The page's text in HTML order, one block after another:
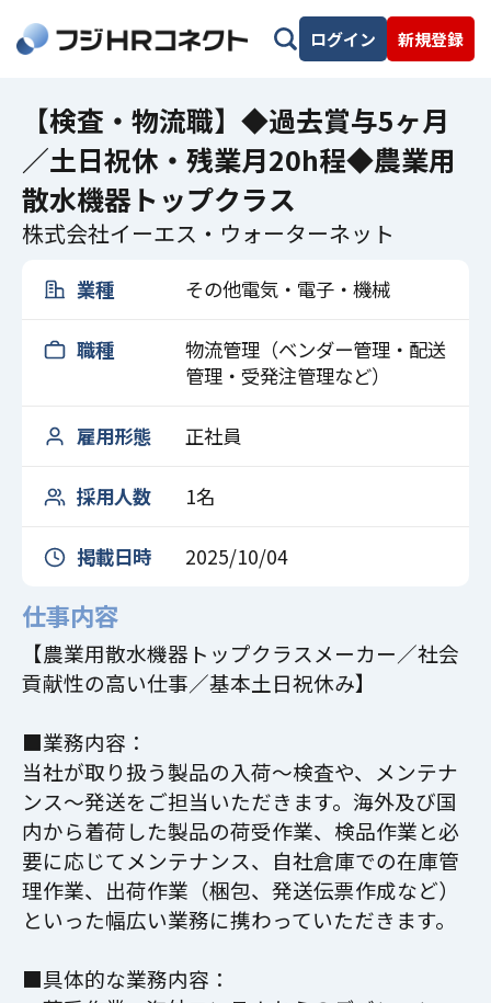
ログイン 新規登録
【検査・物流職】◆過去賞与5ヶ月
／土日祝休・残業月20h程◆農業用
散水機器トップクラス
株式会社イーエス・ウォーターネット
業種 その他電気・電子・機械
職種
物流管理（ベンダー管理・配送
管理・受発注管理など）
雇用形態 正社員
採用人数 1名
掲載日時 2025/10/04
仕事内容
【農業用散水機器トップクラスメーカー／社会
貢献性の高い仕事／基本土日祝休み】
■業務内容：
当社が取り扱う製品の入荷～検査や、メンテナ
ンス～発送をご担当いただきます。海外及び国
内から着荷した製品の荷受作業、検品作業と必
要に応じてメンテナンス、自社倉庫での在庫管
理作業、出荷作業（梱包、発送伝票作成など）
といった幅広い業務に携わっていただきます。
■具体的な業務内容：